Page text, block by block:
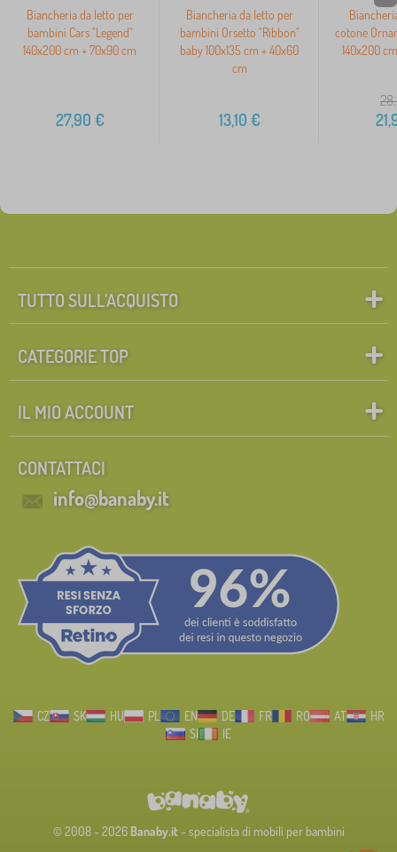
Biancheria da letto per
bambini Cars "Legend"
140x200 cm + 70x90 cm
27,90 €
Biancheria da letto per
bambini Orsetto "Ribbon"
baby 100x135 cm + 40x60
cm
13,10 €
cotone
140x200
TUTTO SULL’ACQUISTO
CATEGORIE TOP
IL MIO ACCOUNT
CONTATTACI
info@banaby.it
CZ SK HU PL EN DE FR RO AT
HR
SI
IE
© 2008 - 2026 Banaby.it- specialista di mobili per bambini